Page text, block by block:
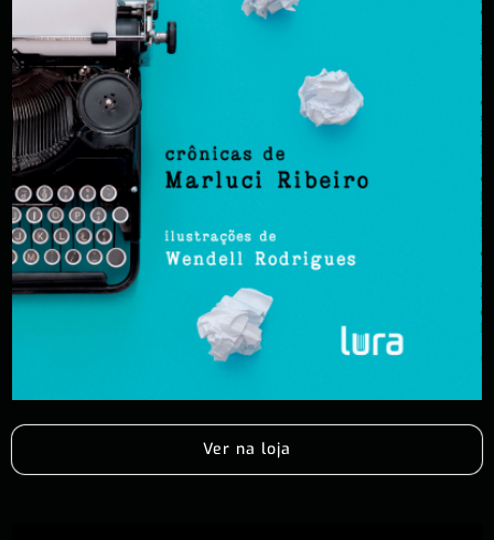
Ver na loja